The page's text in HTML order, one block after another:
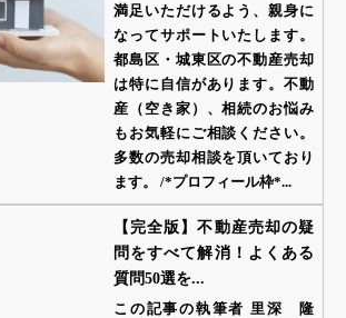
満足いただけるよう、親身に
なってサポートいたします。
都島区・城東区の不動産売却
は特に自信があります。不動
産（空き家）、相続のお悩み
もお気軽にご相談ください。
多数の売却相談を頂いており
ます。 /*プロフィール枠*...
【完全版】不動産売却の疑
問をすべて解消！よくある
質問50選を...
この記事の執筆者 里深 隆